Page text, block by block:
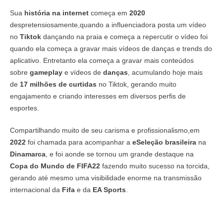
Sua história na internet começa em 2020
despretensiosamente,quando a influenciadora posta um vídeo
no Tiktok dançando na praia e começa a repercutir o vídeo foi
quando ela começa a gravar mais vídeos de danças e trends do
aplicativo. Entretanto ela começa a gravar mais conteúdos
sobre gameplay e vídeos de danças , acumulando hoje mais
de 17 milhões de curtidas no Tiktok, gerando muito
engajamento e criando interesses em diversos perfis de
esportes.
Compartilhando muito de seu carisma e profissionalismo,em
2022 foi chamada para acompanhar a eSeleção brasileira na
Dinamarca , e foi aonde se tornou um grande destaque na
Copa do Mundo de FIFA22 fazendo muito sucesso na torcida,
gerando até mesmo uma visibilidade enorme na transmissão
internacional da Fifa e da EA Sports